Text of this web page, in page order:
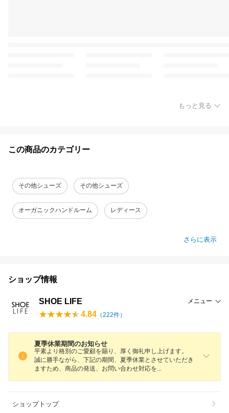
もっと見る
この商品のカテゴリー
その他シューズ その他シューズ
オーガニックハンドルーム レディース
さらに表示
ショップ情報
SHOE LIFE メニュー
4.84 （222件）
夏季休業期間のお知らせ
平素より格別のご愛顧を賜り、厚く御礼申し上げます。
誠に勝手ながら、下記の期間、夏季休業とさせていただき
ますため、商品の発送、お問い合わせ対応を
ショップトップ